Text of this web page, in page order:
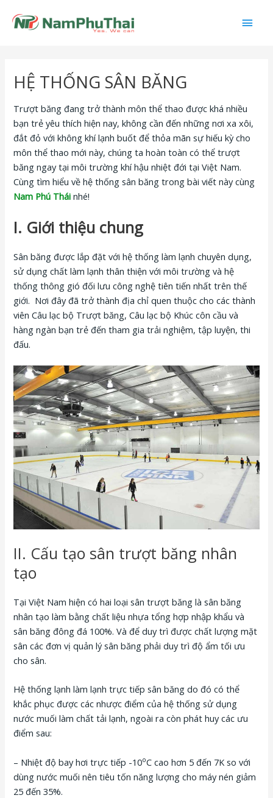
HỆ THỐNG SÂN BĂNG
Trượt băng đang trở thành môn thể thao được khá nhiều
bạn trẻ yêu thích hiện nay, không cần đến những nơi xa xôi,
đắt đỏ với không khí lạnh buốt để thỏa mãn sự hiếu kỳ cho
môn thể thao mới này, chúng ta hoàn toàn có thể trượt
băng ngay tại môi trường khí hậu nhiệt đới tại Việt Nam.
Cùng tìm hiểu về hệ thống sân băng trong bài viết này cùng
Nam Phú Thái nhé!
I. Giới thiệu chung
Sân băng được lắp đặt với hệ thống làm lạnh chuyên dụng,
sử dụng chất làm lạnh thân thiện với môi trường và hệ
thống thông gió đối lưu công nghệ tiên tiến nhất trên thế
giới. Nơi đây đã trở thành địa chỉ quen thuộc cho các thành
viên Câu lạc bộ Trượt băng, Câu lạc bộ Khúc côn cầu và
hàng ngàn bạn trẻ đến tham gia trải nghiệm, tập luyện, thi
đấu.
II. Cấu tạo sân trượt băng nhân
tạo
Tại Việt Nam hiện có hai loại sân trượt băng là sân băng
nhân tạo làm bằng chất liệu nhựa tổng hợp nhập khẩu và
sân băng đông đá 100%. Và để duy trì được chất lượng mặt
sân các đơn vị quản lý sân băng phải duy trì độ ẩm tối ưu
cho sân.
Hệ thống lạnh làm lạnh trực tiếp sân băng do đó có thể
khắc phục được các nhược điểm của hệ thống sử dụng
nước muối làm chất tải lạnh, ngoài ra còn phát huy các ưu
điểm sau:
– Nhiệt độ bay hơi trực tiếp -10oC cao hơn 5 đến 7K so với
dùng nước muối nên tiêu tốn năng lượng cho máy nén giảm
25 đến 35%.